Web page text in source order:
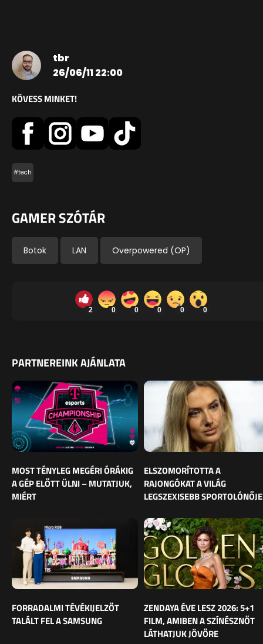
tbr
26/06/11 22:00
KÖVESS MINKET!
#tech
GAMER SZÓTÁR
Botok LAN Overpowered (OP)
2 0 0 0 0 0
PARTNEREINK AJÁNLATA
MOST TÉNYLEG MEGÉRI ÓRÁKIG
A GÉP ELŐTT ÜLNI – MUTATJUK,
MIÉRT
ELSZOMORÍTOTTA A
RAJONGÓKAT A VILÁG
LEGSZEXISEBB SPORTOLÓNŐJE
FORRADALMI TÉVÉKIJELZŐT
TALÁLT FEL A SAMSUNG
ZENDAYA ÉVE LESZ 2026: 5+1
FILM, AMIBEN A SZÍNÉSZNŐT
LÁTHATJUK JÖVŐRE